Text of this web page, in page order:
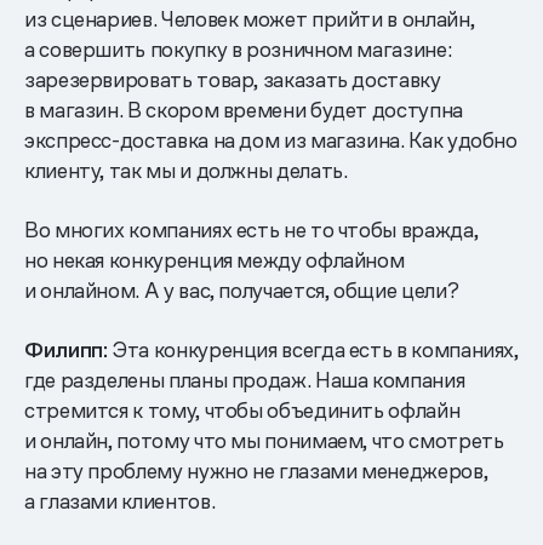
из сценариев. Человек может прийти в онлайн,
а совершить покупку в розничном магазине:
зарезервировать товар, заказать доставку
в магазин. В скором времени будет доступна
экспресс-доставка на дом из магазина. Как удобно
клиенту, так мы и должны делать.
Во многих компаниях есть не то чтобы вражда,
но некая конкуренция между офлайном
и онлайном. А у вас, получается, общие цели?
Филипп: Эта конкуренция всегда есть в компаниях,
где разделены планы продаж. Наша компания
стремится к тому, чтобы объединить офлайн
и онлайн, потому что мы понимаем, что смотреть
на эту проблему нужно не глазами менеджеров,
а глазами клиентов.